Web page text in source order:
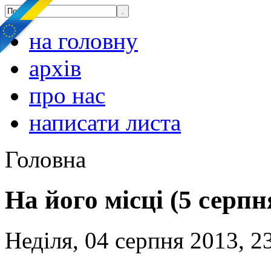
на головну
архів
про нас
написати листа
Головна
На його місці (5
Неділя, 04 серпня 2013,